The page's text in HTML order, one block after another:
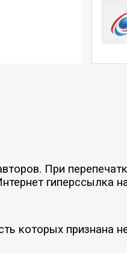
При
гиперссылка
которых признана